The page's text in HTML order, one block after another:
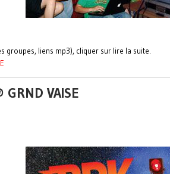
groupes, liens mp3), cliquer sur lire la suite.
GRND VAISE